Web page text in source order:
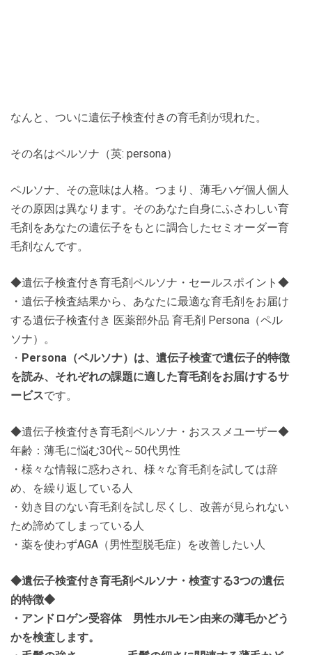
なんと、ついに遺伝子検査付きの育毛剤が現れた。
その名はペルソナ（英: persona）
ペルソナ、その意味は人格。つまり、薄毛ハゲ個人個人
その原因は異なります。そのあなた自身にふさわしい育
毛剤をあなたの遺伝子をもとに調合したセミオーダー育
毛剤なんです。
◆遺伝子検査付き育毛剤ペルソナ・セールスポイント◆
・遺伝子検査結果から、あなたに最適な育毛剤をお届け
する遺伝子検査付き 医薬部外品 育毛剤 Persona（ペル
ソナ）。
・ Persona（ペルソナ）は、遺伝子検査で遺伝子的特徴
を読み、それぞれの課題に適した育毛剤をお届けするサ
ービスです。
◆遺伝子検査付き育毛剤ペルソナ・おススメユーザー◆
年齢：薄毛に悩む30代～50代男性
・様々な情報に惑わされ、様々な育毛剤を試しては辞
め、を繰り返している人
・効き目のない育毛剤を試し尽くし、改善が見られない
ため諦めてしまっている人
・薬を使わずAGA（男性型脱毛症）を改善したい人
◆遺伝子検査付き育毛剤ペルソナ・検査する3つの遺伝
的特徴◆
・アンドロゲン受容体 男性ホルモン由来の薄毛かどう
かを検査します。